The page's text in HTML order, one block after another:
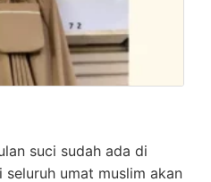
suci sudah ada di
umat muslim akan